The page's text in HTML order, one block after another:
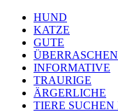
HUND
KATZE
GUTE
INFORMATIVE
TRAURIGE
ÄRGERLICHE
TIERE SUCHEN